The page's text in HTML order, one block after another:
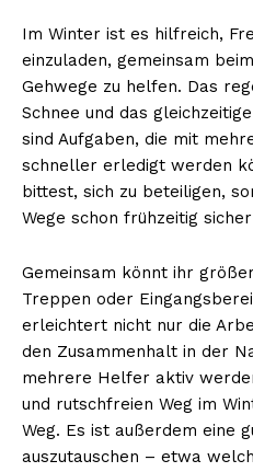
Im Winter ist es hilfreich,
einzuladen, gemeinsam
Gehwege zu helfen. Das
Schnee und das
sind Aufgaben, die mit
schneller erledigt werden
bittest, sich zu beteiligen,
Wege schon frühzeitig
Gemeinsam könnt ihr
Treppen oder
erleichtert nicht nur die
den Zusammenhalt in der
mehrere Helfer aktiv
und rutschfreien Weg im
Weg. Es ist außerdem eine
auszutauschen – etwa